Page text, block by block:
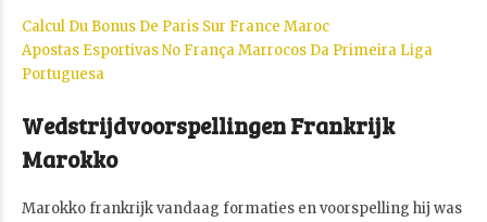
Calcul Du Bonus De Paris Sur France Maroc
Apostas Esportivas No França Marrocos Da Primeira Liga
Portuguesa
Wedstrijdvoorspellingen Frankrijk
Marokko
Marokko frankrijk vandaag formaties en voorspelling hij was